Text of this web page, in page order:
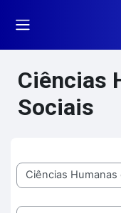
Ciências
Sociais
Categorias de